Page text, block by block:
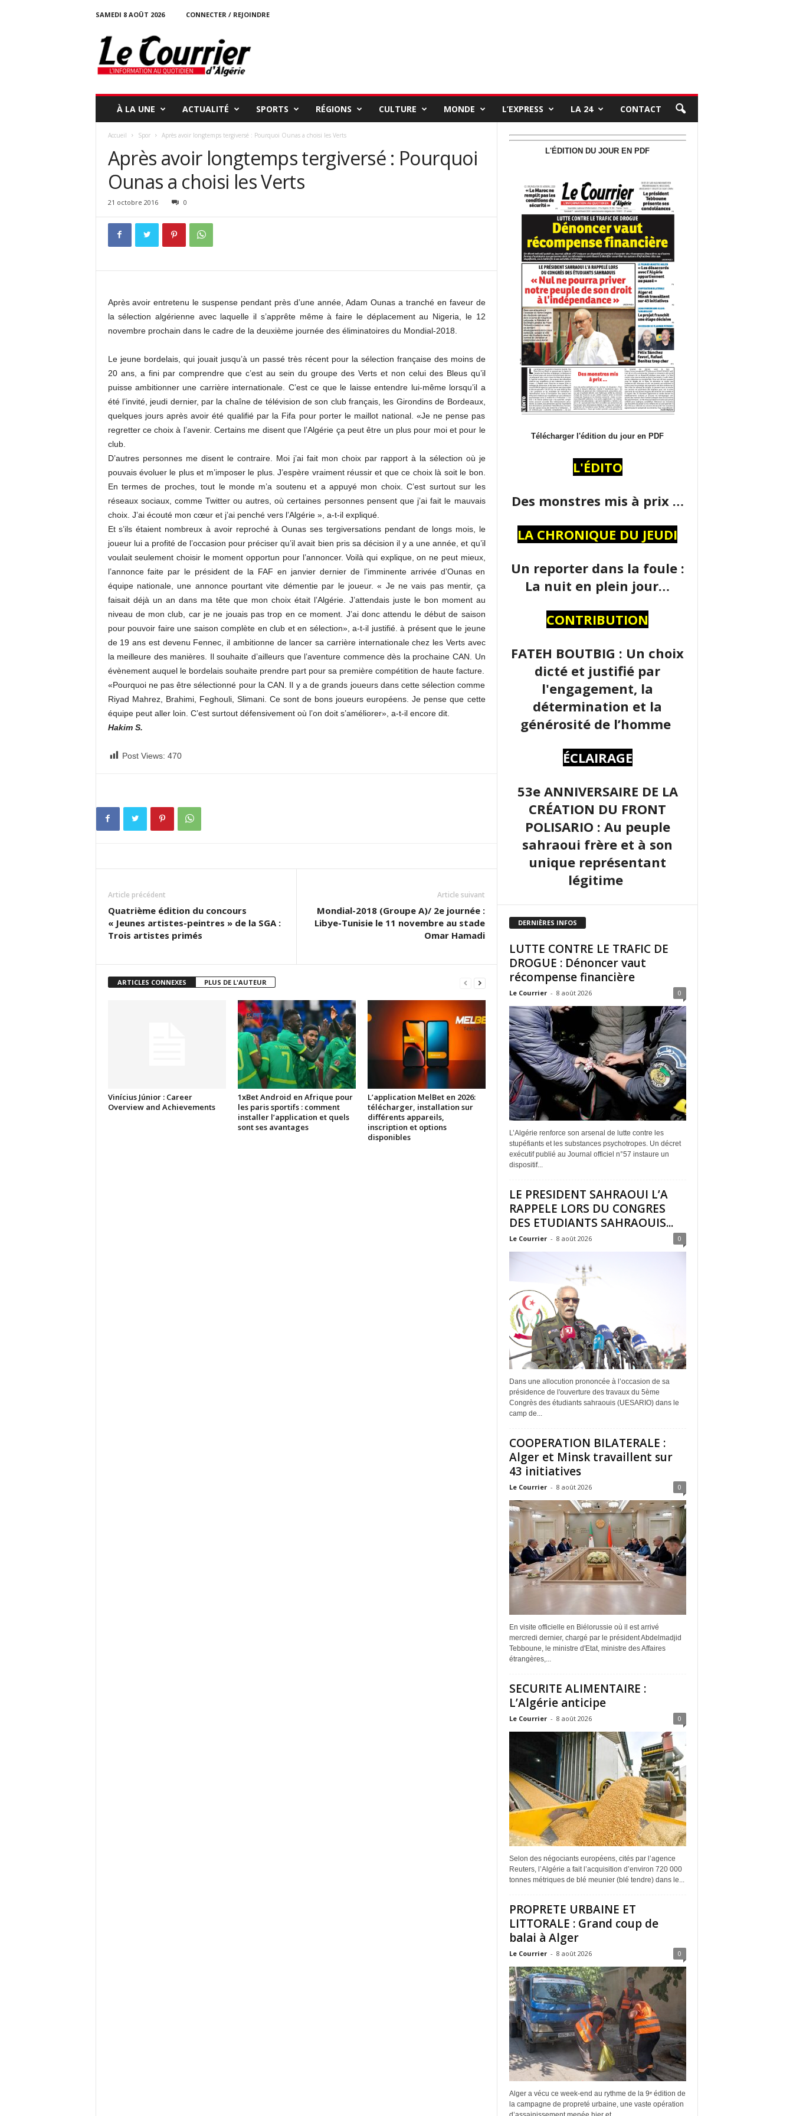
SAMEDI 8 AOÛT 2026
CONNECTER / REJOINDRE
o
u
À LA UNE ACTUALITÉ SPORTS RÉGIONS CULTURE MONDE L’EXPRESS LA 24 CONTACT
Accueil Spor Après avoir longtemps tergiversé : Pourquoi Ounas a choisi les Verts
Après avoir longtemps tergiversé : Pourquoi
Ounas a choisi les Verts
21 octobre 2016 0
Après avoir entretenu le suspense pendant près d’une année, Adam Ounas a tranché en faveur de
la sélection algérienne avec laquelle il s’apprête même à faire le déplacement au Nigeria, le 12
novembre prochain dans le cadre de la deuxième journée des éliminatoires du Mondial-2018.
Le jeune bordelais, qui jouait jusqu’à un passé très récent pour la sélection française des moins de
20 ans, a fini par comprendre que c’est au sein du groupe des Verts et non celui des Bleus qu’il
puisse ambitionner une carrière internationale. C’est ce que le laisse entendre lui-même lorsqu’il a
été l’invité, jeudi dernier, par la chaîne de télévision de son club français, les Girondins de Bordeaux,
quelques jours après avoir été qualifié par la Fifa pour porter le maillot national. «Je ne pense pas
regretter ce choix à l’avenir. Certains me disent que l’Algérie ça peut être un plus pour moi et pour le
club.
D’autres personnes me disent le contraire. Moi j’ai fait mon choix par rapport à la sélection où je
pouvais évoluer le plus et m’imposer le plus. J’espère vraiment réussir et que ce choix là soit le bon.
En termes de proches, tout le monde m’a soutenu et a appuyé mon choix. C’est surtout sur les
réseaux sociaux, comme Twitter ou autres, où certaines personnes pensent que j’ai fait le mauvais
choix. J’ai écouté mon cœur et j’ai penché vers l’Algérie », a-t-il expliqué.
Et s’ils étaient nombreux à avoir reproché à Ounas ses tergiversations pendant de longs mois, le
joueur lui a profité de l’occasion pour préciser qu’il avait bien pris sa décision il y a une année, et qu’il
voulait seulement choisir le moment opportun pour l’annoncer. Voilà qui explique, on ne peut mieux,
l’annonce faite par le président de la FAF en janvier dernier de l’imminente arrivée d’Ounas en
équipe nationale, une annonce pourtant vite démentie par le joueur. « Je ne vais pas mentir, ça
faisait déjà un an dans ma tête que mon choix était l’Algérie. J’attendais juste le bon moment au
niveau de mon club, car je ne jouais pas trop en ce moment. J’ai donc attendu le début de saison
pour pouvoir faire une saison complète en club et en sélection», a-t-il justifié. à présent que le jeune
de 19 ans est devenu Fennec, il ambitionne de lancer sa carrière internationale chez les Verts avec
la meilleure des manières. Il souhaite d’ailleurs que l’aventure commence dès la prochaine CAN. Un
évènement auquel le bordelais souhaite prendre part pour sa première compétition de haute facture.
«Pourquoi ne pas être sélectionné pour la CAN. Il y a de grands joueurs dans cette sélection comme
Riyad Mahrez, Brahimi, Feghouli, Slimani. Ce sont de bons joueurs européens. Je pense que cette
équipe peut aller loin. C’est surtout défensivement où l’on doit s’améliorer», a-t-il encore dit.
Hakim S.
Post Views: 470
Article précédent
Quatrième édition du concours
« Jeunes artistes-peintres » de la SGA :
Trois artistes primés
Article suivant
Mondial-2018 (Groupe A)/ 2e journée :
Libye-Tunisie le 11 novembre au stade
Omar Hamadi
ARTICLES CONNEXES PLUS DE L'AUTEUR
Vinícius Júnior : Career
Overview and Achievements
1xBet Android en Afrique pour
les paris sportifs : comment
installer l’application et quels
sont ses avantages
L’application MelBet en 2026:
télécharger, installation sur
différents appareils,
inscription et options
disponibles
L'ÉDITION DU JOUR EN PDF
Télécharger l'édition du jour en PDF
L'ÉDITO
Des monstres mis à prix …
LA CHRONIQUE DU JEUDI
Un reporter dans la foule :
La nuit en plein jour…
CONTRIBUTION
FATEH BOUTBIG : Un choix
dicté et justifié par
l'engagement, la
détermination et la
générosité de l’homme
ÉCLAIRAGE
53e ANNIVERSAIRE DE LA
CRÉATION DU FRONT
POLISARIO : Au peuple
sahraoui frère et à son
unique représentant
légitime
DERNIÈRES INFOS
LUTTE CONTRE LE TRAFIC DE
DROGUE : Dénoncer vaut
récompense financière
Le Courrier - 8 août 2026 0
L’Algérie renforce son arsenal de lutte contre les
stupéfiants et les substances psychotropes. Un décret
exécutif publié au Journal officiel n°57 instaure un
dispositif...
LE PRESIDENT SAHRAOUI L’A
RAPPELE LORS DU CONGRES
DES ETUDIANTS SAHRAOUIS...
Le Courrier - 8 août 2026 0
Dans une allocution prononcée à l’occasion de sa
présidence de l'ouverture des travaux du 5ème
Congrès des étudiants sahraouis (UESARIO) dans le
camp de...
COOPERATION BILATERALE :
Alger et Minsk travaillent sur
43 initiatives
Le Courrier - 8 août 2026 0
En visite officielle en Biélorussie où il est arrivé
mercredi dernier, chargé par le président Abdelmadjid
Tebboune, le ministre d'Etat, ministre des Affaires
étrangères,...
SECURITE ALIMENTAIRE :
L’Algérie anticipe
Le Courrier - 8 août 2026 0
Selon des négociants européens, cités par l’agence
Reuters, l’Algérie a fait l’acquisition d’environ 720 000
tonnes métriques de blé meunier (blé tendre) dans le...
PROPRETE URBAINE ET
LITTORALE : Grand coup de
balai à Alger
Le Courrier - 8 août 2026 0
Alger a vécu ce week-end au rythme de la 9ᵉ édition de
la campagne de propreté urbaine, une vaste opération